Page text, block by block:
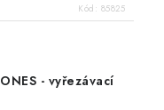
Kód: 85825
- vyřezávací